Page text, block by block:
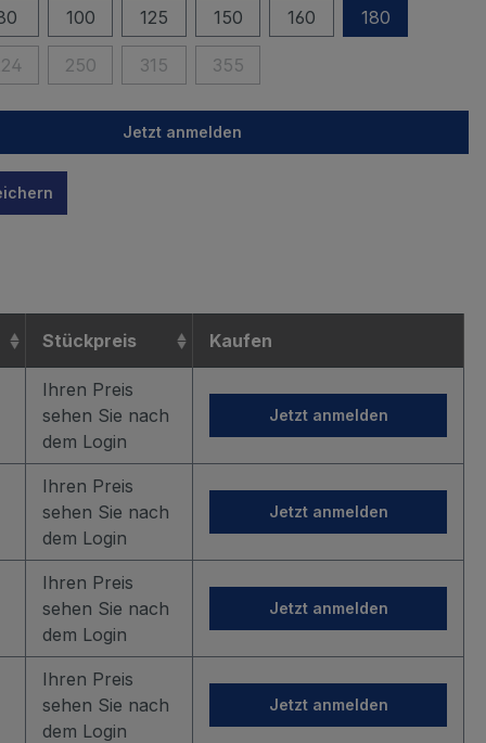
100 125 150 160 180
250 315 355
Jetzt anmelden
Stückpreis Kaufen
Ihren Preis
sehen Sie nach
dem Login
Jetzt anmelden
Ihren Preis
sehen Sie nach
dem Login
Jetzt anmelden
Ihren Preis
sehen Sie nach
dem Login
Jetzt anmelden
Ihren Preis
sehen Sie nach
dem Login
Jetzt anmelden